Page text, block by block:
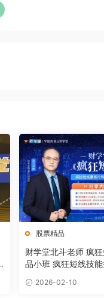
股票精品
财学堂北斗老师 疯
品小班 疯狂短线技
2026-02-10